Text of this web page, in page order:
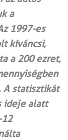
a
1997-es
kíváncsi,
a 200 ezret,
A statisztikát
ideje alatt